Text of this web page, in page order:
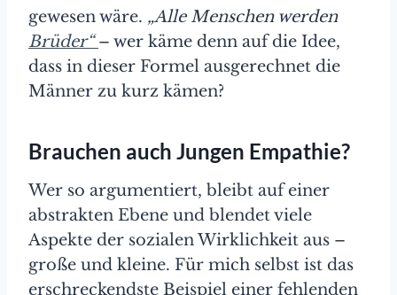
gewesen wäre. „Alle Menschen werden
Brüder“– wer käme denn auf die Idee,
dass in dieser Formel ausgerechnet die
Männer zu kurz kämen?
Brauchen auch Jungen Empathie?
Wer so argumentiert, bleibt auf einer
abstrakten Ebene und blendet viele
Aspekte der sozialen Wirklichkeit aus –
große und kleine. Für mich selbst ist das
erschreckendste Beispiel einer fehlenden